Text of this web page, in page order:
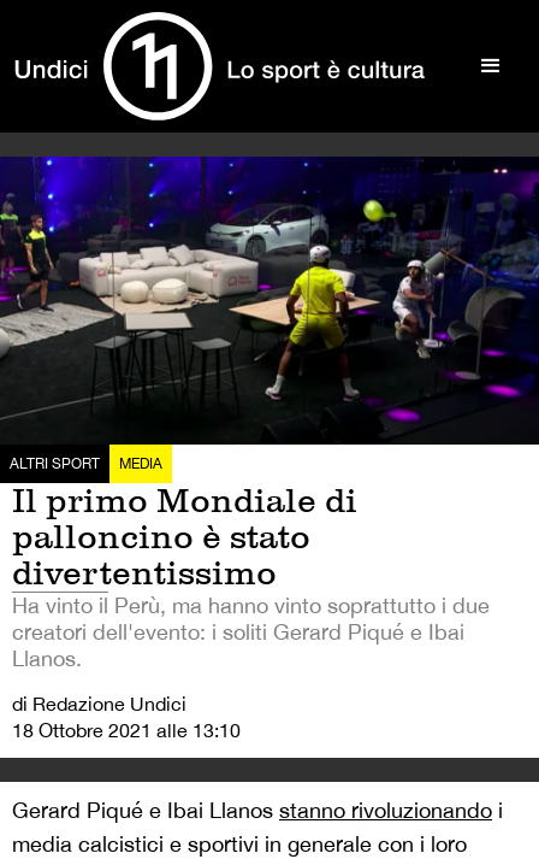
ALTRI SPORT MEDIA
Il primo Mondiale di
palloncino è stato
divertentissimo
Ha vinto il Perù, ma hanno vinto soprattutto i due
creatori dell'evento: i soliti Gerard Piqué e Ibai
Llanos.
di Redazione Undici
18 Ottobre 2021 alle 13:10
Gerard Piqué e Ibai Llanos stanno rivoluzionando i
media calcistici e sportivi in generale con i loro